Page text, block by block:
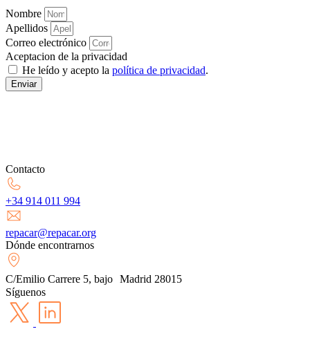
Nombre
Apellidos
Correo electrónico
Aceptacion de la privacidad
He leído y acepto la política de privacidad.
Enviar
Contacto
+34 914 011 994
repacar@repacar.org
Dónde encontrarnos
C/Emilio Carrere 5, bajo Madrid 28015
Síguenos